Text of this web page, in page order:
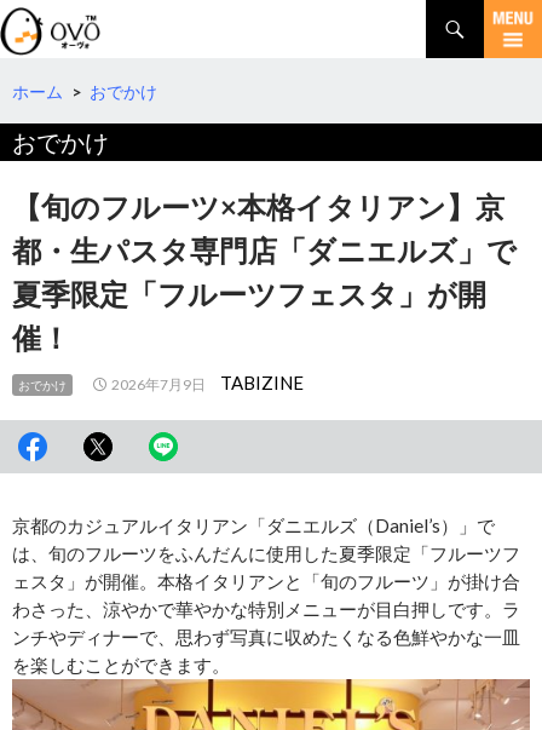
検
索
コ
テ
ツ
へ
ホーム > おでかけ
おでかけ
【旬のフルーツ×本格イタリアン】京
都・生パスタ専門店「ダニエルズ」で
夏季限定「フルーツフェスタ」が開
催！
おでかけ 2026年7月9日 TABIZINE
京都のカジュアルイタリアン「ダニエルズ（Daniel’s）」で
は、旬のフルーツをふんだんに使用した夏季限定「フルーツフ
ェスタ」が開催。本格イタリアンと「旬のフルーツ」が掛け合
わさった、涼やかで華やかな特別メニューが目白押しです。ラ
ンチやディナーで、思わず写真に収めたくなる色鮮やかな一皿
を楽しむことができます。